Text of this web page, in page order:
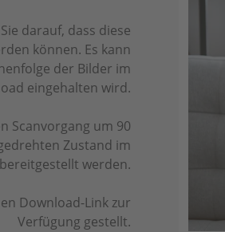
darauf, dass diese
können. Es kann
der Bilder im
eingehalten wird.
Scanvorgang um 90
Zustand im
werden.
Download-Link zur
Verfügung gestellt.